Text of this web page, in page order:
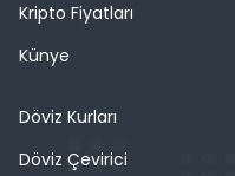
Kripto Fiyatları
Künye
Döviz Kurları
Döviz Çevirici